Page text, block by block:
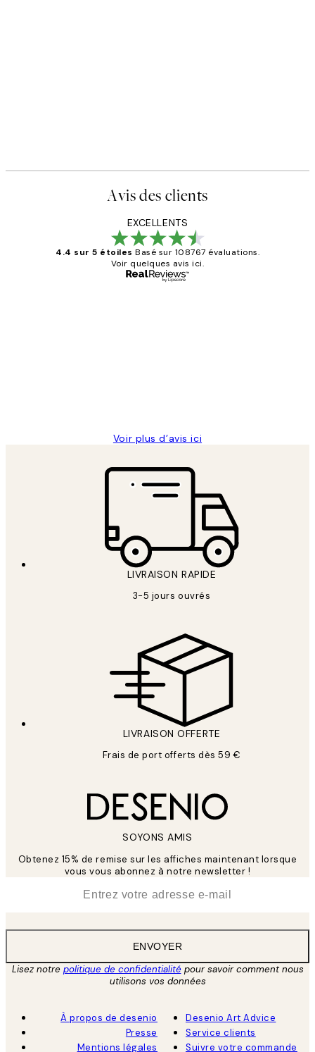
Avis des clients
EXCELLENTS
4.4 sur 5 étoiles Basé sur 108767 évaluations.
Voir quelques avis ici.
Voir plus d’avis ici
LIVRAISON RAPIDE
3-5 jours ouvrés
LIVRAISON OFFERTE
Frais de port offerts dès 59 €
SOYONS AMIS
Obtenez 15% de remise sur les affiches maintenant lorsque
vous vous abonnez à notre newsletter !
ENVOYER
Lisez notre politique de confidentialitépour savoir comment nous
utilisons vos données
À propos de desenio
Presse
Mentions légales
Desenio Art Advice
Service clients
Suivre votre commande